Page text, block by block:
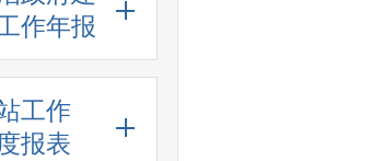
作年报
工作
报表